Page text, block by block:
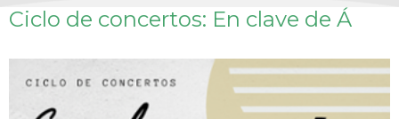
Ciclo de concertos: En clave de Á